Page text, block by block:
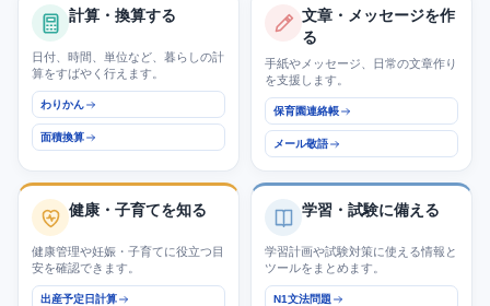
計算・換算する
日付、時間、単位など、暮らしの計
算をすばやく行えます。
わりかん
面積換算
文章・メッセージを作
る
手紙やメッセージ、日常の文章作り
を支援します。
保育園連絡帳
メール敬語
健康・子育てを知る
健康管理や妊娠・子育てに役立つ目
安を確認できます。
出産予定日計算
学習・試験に備える
学習計画や試験対策に使える情報と
ツールをまとめます。
N1文法問題